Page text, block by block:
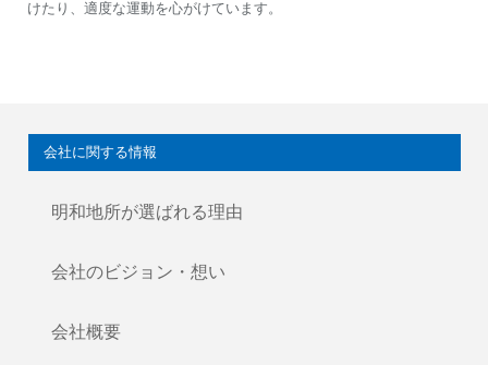
けたり、適度な運動を心がけています。
会社に関する情報
明和地所が選ばれる理由
会社のビジョン・想い
会社概要